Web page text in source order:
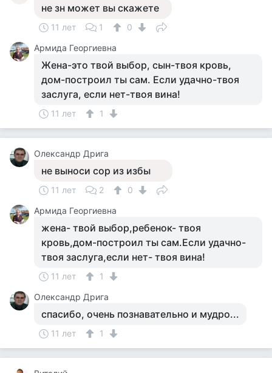
не зн может вы скажете
11 лет 1
0
Армида Георгиевна
Жена-это твой выбор, сын-твоя кровь,
дом-построил ты сам. Если удачно-твоя
заслуга, если нет-твоя вина!
11 лет 1
Олександр Дрига
не выноси сор из избы
11 лет 2
0
Армида Георгиевна
жена- твой выбор,ребенок- твоя
кровь,дом-построил ты сам.Если удачно-
твоя заслуга,если нет- твоя вина!
11 лет
1
Олександр Дрига
спасибо, очень познавательно и мудро...
11 лет 1